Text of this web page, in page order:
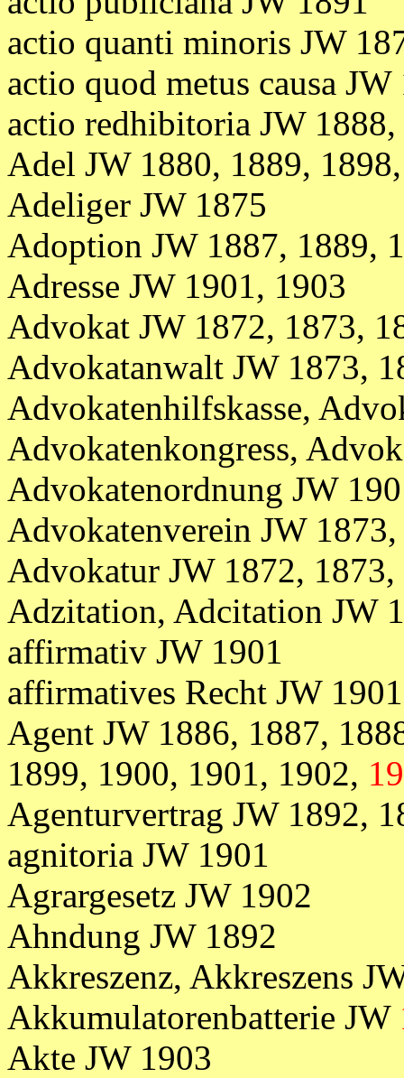
actio quanti minoris JW
actio quod metus causa JW
actio redhibitoria JW
Adel JW 1880, 1889,
Adeliger JW 1875
Adoption JW 1887, 1889,
Adresse JW 1901, 1903
Advokat JW 1872, 1873,
Advokatanwalt JW 1873,
Advokatenhilfskasse,
Advokatenkongress,
Advokatenordnung JW
Advokatenverein JW
Advokatur JW 1872,
Adzitation, Adcitation JW
affirmativ JW 1901
affirmatives Recht JW 1901
Agent JW 1886, 1887,
1899, 1900, 1901, 1902,
Agenturvertrag JW 1892,
agnitoria JW 1901
Agrargesetz JW 1902
Ahndung JW 1892
Akkreszenz, Akkreszens
Akkumulatorenbatterie JW
Akte JW 1903